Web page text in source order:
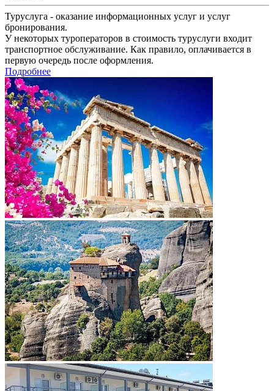
Туруслуга - оказание информационных услуг и услуг
бронирования.
У некоторых туроператоров в стоимость туруслуги входит
транспортное обслуживание. Как правило, оплачивается в
первую очередь после оформления.
Подробнее